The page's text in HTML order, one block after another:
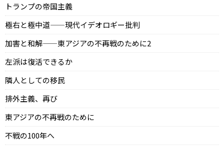
トランプの帝国主義
極右と極中道——現代イデオロギー批判
加害と和解——東アジアの不再戦のために2
左派は復活できるか
隣人としての移民
排外主義、再び
東アジアの不再戦のために
不戦の100年へ